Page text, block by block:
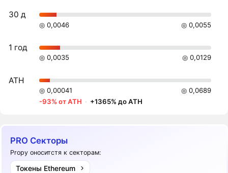
30 д
◎ 0,0046 ◎ 0,0055
1 год
◎ 0,0035 ◎ 0,0129
ATH
◎ 0,00041
◎ 0,0689
-93% от ATH · +1365% до ATH
PRO Секторы
Propy оноситстя к секторам:
Токены Ethereum